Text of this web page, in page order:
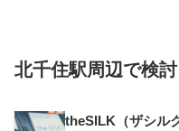
北千住駅周辺で検
theSILK（ザシル